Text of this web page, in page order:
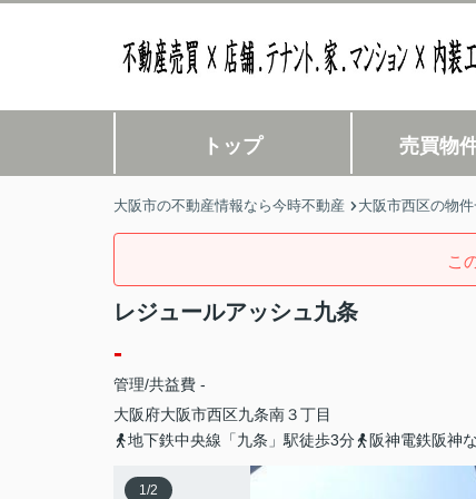
トップ 売買物
大阪市の不動産情報なら今時不動産 大阪市西区の物
こ
レジュールアッシュ九条
-
管理/共益費 -
大阪府大阪市西区九条南３丁目
地下鉄中央線「九条」駅徒歩3分
阪神電鉄阪神
1/2